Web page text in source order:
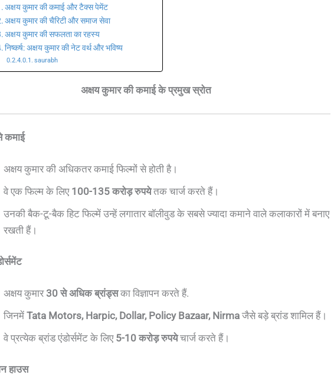
अक्षय कुमार की कमाई और टैक्स पेमेंट
अक्षय कुमार की चैरिटी और समाज सेवा
अक्षय कुमार की सफलता का रहस्य
निष्कर्ष: अक्षय कुमार की नेट वर्थ और भविष्य
saurabh
अक्षय कुमार की कमाई के प्रमुख स्रोत
कमाई
अक्षय कुमार की अधिकतर कमाई फिल्मों से होती है।
वे एक फिल्म के लिए 100-135 करोड़ रुपयेतक चार्ज करते हैं।
उनकी बैक-टू-बैक हिट फिल्में उन्हें लगातार बॉलीवुड के सबसे ज्यादा कमाने वाले कलाकारों में बनाए
रखती हैं।
अक्षय कुमार 30 से अधिक ब्रांड्सका विज्ञापन करते हैं.
जिनमें Tata Motors, Harpic, Dollar, Policy Bazaar, Nirmaजैसे बड़े ब्रांड शामिल हैं।
वे प्रत्येक ब्रांड एंडोर्समेंट के लिए 5-10 करोड़ रुपयेचार्ज करते हैं।
हाउस